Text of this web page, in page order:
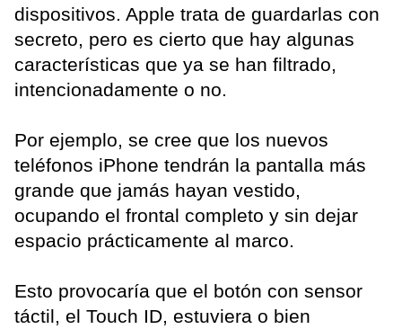
dispositivos. Apple trata de guardarlas con
secreto, pero es cierto que hay algunas
características que ya se han filtrado,
intencionadamente o no.
Por ejemplo, se cree que los nuevos
teléfonos iPhone tendrán la pantalla más
grande que jamás hayan vestido,
ocupando el frontal completo y sin dejar
espacio prácticamente al marco.
Esto provocaría que el botón con sensor
táctil, el Touch ID, estuviera o bien